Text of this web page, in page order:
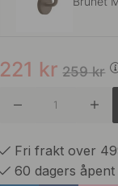
Polert
259kr
221 kr
Fri frakt over
60 dagers åpent